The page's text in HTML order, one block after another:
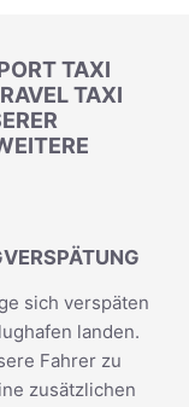
TAXI
TAXI
sich verspäten
landen.
Fahrer zu
zusätzlichen